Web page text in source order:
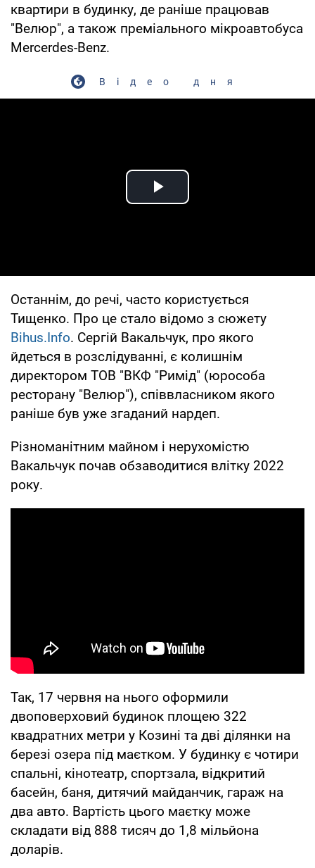
квартири в будинку, де раніше працював
"Велюр", а також преміального мікроавтобуса
Mercerdes-Benz.
Відео дня
Play Video
Останнім, до речі, часто користується
Тищенко. Про це стало відомо з сюжету
Bihus.Info. Сергій Вакальчук, про якого
йдеться в розслідуванні, є колишнім
директором ТОВ "ВКФ "Римід" (юрособа
ресторану "Велюр"), співвласником якого
раніше був уже згаданий нардеп.
Різноманітним майном і нерухомістю
Вакальчук почав обзаводитися влітку 2022
року.
Так, 17 червня на нього оформили
двоповерховий будинок площею 322
квадратних метри у Козині та дві ділянки на
березі озера під маєтком. У будинку є чотири
спальні, кінотеатр, спортзала, відкритий
басейн, баня, дитячий майданчик, гараж на
два авто. Вартість цього маєтку може
складати від 888 тисяч до 1,8 мільйона
доларів.